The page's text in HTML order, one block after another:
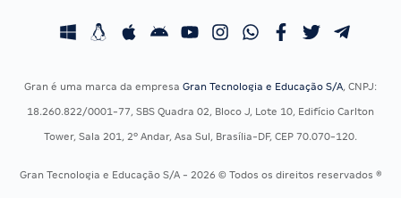
Concursos Fiscais
Residência Multiprofissional
Calendário OAB
Gran é uma marca da empresa Gran Tecnologia e Educação S/A, CNPJ:
18.260.822/0001-77, SBS Quadra 02, Bloco J, Lote 10, Edifício Carlton
Tower, Sala 201, 2º Andar, Asa Sul, Brasília-DF, CEP 70.070-120.
Gran Tecnologia e Educação S/A - 2026 © Todos os direitos reservados ®